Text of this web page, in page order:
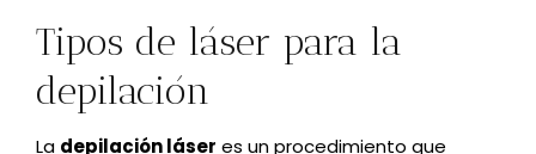
Tipos de láser para la
depilación
La depilación láser es un procedimiento que